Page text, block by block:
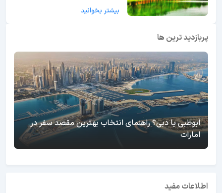
بیشتر بخوانید
پربازدید ترین ها
ابوظبی یا دبی؟ راهنمای انتخاب بهترین مقصد سفر در
امارات
اطلاعات مفید